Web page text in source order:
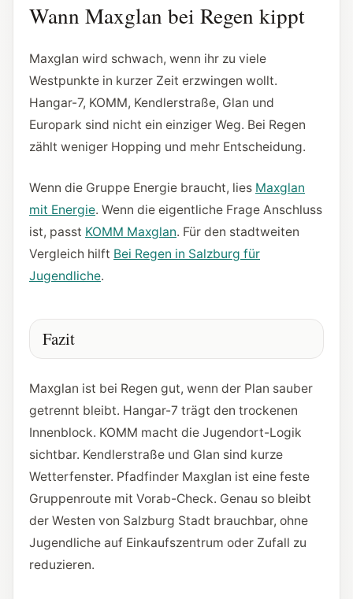
Wann Maxglan bei Regen kippt
Maxglan wird schwach, wenn ihr zu viele
Westpunkte in kurzer Zeit erzwingen wollt.
Hangar-7, KOMM, Kendlerstraße, Glan und
Europark sind nicht ein einziger Weg. Bei Regen
zählt weniger Hopping und mehr Entscheidung.
Wenn die Gruppe Energie braucht, lies Maxglan
mit Energie. Wenn die eigentliche Frage Anschluss
ist, passt KOMM Maxglan. Für den stadtweiten
Vergleich hilft Bei Regen in Salzburg für
Jugendliche.
Fazit
Maxglan ist bei Regen gut, wenn der Plan sauber
getrennt bleibt. Hangar-7 trägt den trockenen
Innenblock. KOMM macht die Jugendort-Logik
sichtbar. Kendlerstraße und Glan sind kurze
Wetterfenster. Pfadfinder Maxglan ist eine feste
Gruppenroute mit Vorab-Check. Genau so bleibt
der Westen von Salzburg Stadt brauchbar, ohne
Jugendliche auf Einkaufszentrum oder Zufall zu
reduzieren.